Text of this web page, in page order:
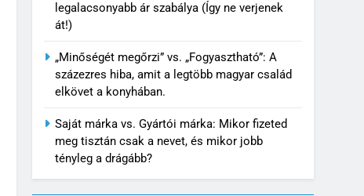
legalacsonyabb ár szabálya (Így ne verjenek
át!)
„Minőségét megőrzi” vs. „Fogyasztható”: A
százezres hiba, amit a legtöbb magyar család
elkövet a konyhában.
Saját márka vs. Gyártói márka: Mikor fizeted
meg tisztán csak a nevet, és mikor jobb
tényleg a drágább?